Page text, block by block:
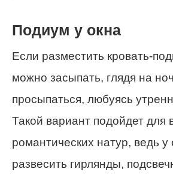
Подиум у окна
Если разместить кровать-
можно засыпать, глядя на
просыпаться, любуясь
Такой вариант подойдет для
романтических натур, ведь
развесить гирлянды,